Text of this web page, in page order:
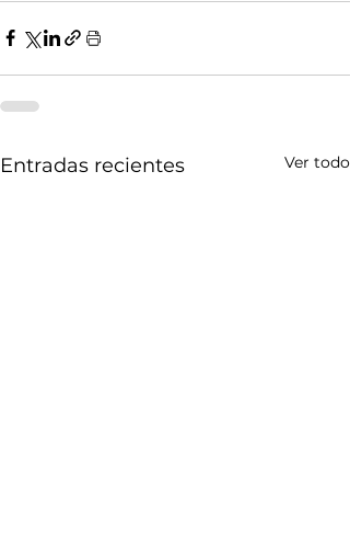
Entradas recientes Ver todo